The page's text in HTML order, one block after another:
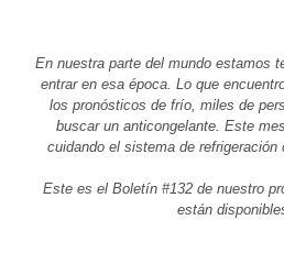
En nuestra parte del mundo estamos
entrar en esa época. Lo que
los pronósticos de frío, miles de
buscar un anticongelante. Este
cuidando el sistema de
Este es el Boletín #132 de nuestro
están